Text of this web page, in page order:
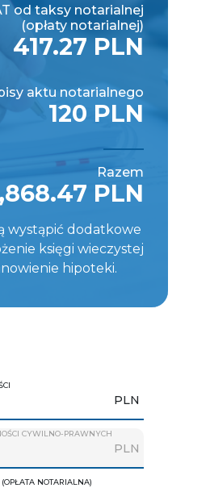
od taksy notarialnej
(opłaty notarialnej)
417.27 PLN
aktu notarialnego
120 PLN
Razem
PLN
wystąpić dodatkowe
księgi wieczystej
hipoteki.
PLN
CYWILNO-PRAWNYCH
PLN
NOTARIALNA)